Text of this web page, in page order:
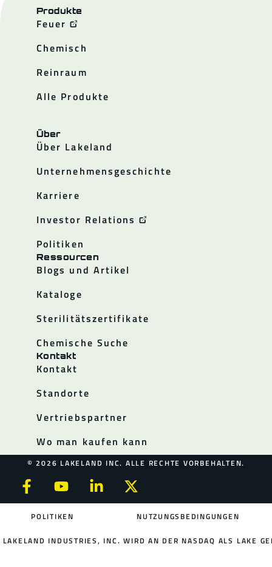
Produkte
Feuer
Chemisch
Reinraum
Alle Produkte
Über
Über Lakeland
Unternehmensgeschichte
Karriere
Investor Relations
Politiken
Ressourcen
Blogs und Artikel
Kataloge
Sterilitätszertifikate
Chemische Suche
Kontakt
Kontakt
Standorte
Vertriebspartner
Wo man kaufen kann
© 2026 LAKELAND INC. ALLE RECHTE VORBEHALTEN.
POLITIKEN NUTZUNGSBEDINGUNGEN
LAKELAND INDUSTRIES, INC. WIRD AN DER NASDAQ ALS LAKE